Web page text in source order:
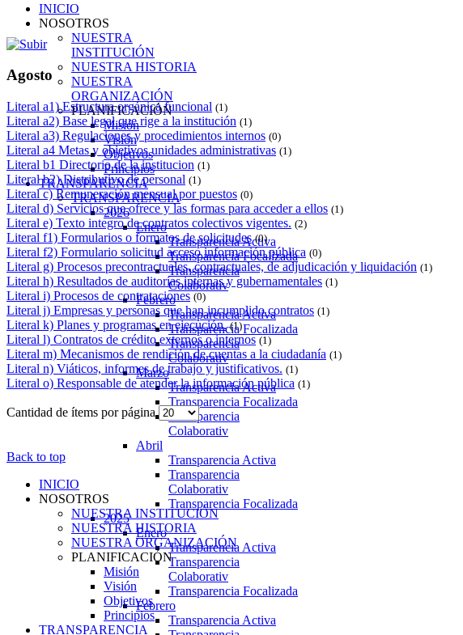
INICIO
NOSOTROS
NUESTRA
INSTITUCIÓN
NUESTRA HISTORIA
NUESTRA
ORGANIZACIÓN
PLANIFICACIÓN
Misión
Visión
Objetivos
Principios
TRANSPARENCIA
TRANSPARENCIA
2026
Enero
Transparencia Activa
Transparencia Focalizada
Transparencia
Colaborativ
Febrero
Transparencia Activa
Transparencia Focalizada
Transparencia
Colaborativ
Marzo
Transparencia Activa
Transparencia Focalizada
Transparencia
Colaborativ
Abril
Transparencia Activa
Transparencia
Colaborativ
Transparencia Focalizada
2025
Enero
Transparencia Activa
Transparencia
Colaborativ
Transparencia Focalizada
Febrero
Transparencia Activa
Agosto
Literal a1) Estructura orgánica funcional (1)
Literal a2) Base legal que rige a la institución (1)
Literal a3) Regulaciones y procedimientos internos (0)
Literal a4 Metas y objetivos unidades administrativas (1)
Literal b1 Directorio de la institucion (1)
Literal b2) Distributivo de personal (1)
Literal c) Remuneración mensual por puestos (0)
Literal d) Servicios que ofrece y las formas para acceder a ellos (1)
Literal e) Texto integro de contratos colectivos vigentes. (2)
Literal f1) Formularios o formatos de solicitudes (0)
Literal f2) Formulario solicitud acceso información pública (0)
Literal g) Procesos precontractuales, contractuales, de adjudicación y liquidación (1)
Literal h) Resultados de auditorías internas y gubernamentales (1)
Literal i) Procesos de contrataciones (0)
Literal j) Empresas y personas que han incumplido contratos (1)
Literal k) Planes y programas en ejecución. (1)
Literal l) Contratos de crédito externos o internos (1)
Literal m) Mecanismos de rendición de cuentas a la ciudadanía (1)
Literal n) Viáticos, informes de trabajo y justificativos. (1)
Literal o) Responsable de atender la información pública (1)
Cantidad de ítems por página
Back to top
INICIO
NOSOTROS
NUESTRA INSTITUCIÓN
NUESTRA HISTORIA
NUESTRA ORGANIZACIÓN
PLANIFICACIÓN
Misión
Visión
Objetivos
Principios
TRANSPARENCIA